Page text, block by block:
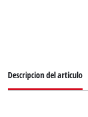
Descripcion del articulo